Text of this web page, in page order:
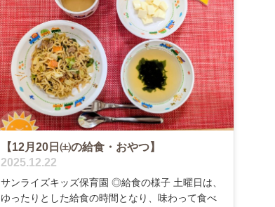
【12月20日㈯の給食・おやつ】
2025.12.22
サンライズキッズ保育園 ◎給食の様子 土曜日は、
ゆったりとした給食の時間となり、味わって食べ